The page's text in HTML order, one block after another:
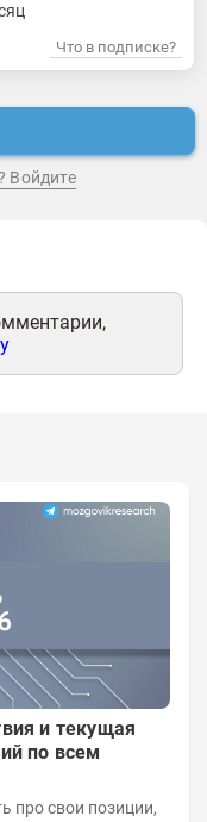
Что в подписке?
Войдите
и текущая
по всем
про свои позиции,